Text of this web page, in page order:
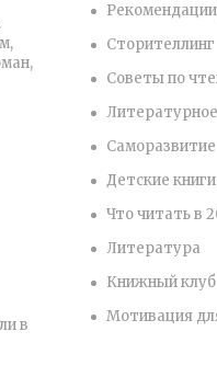
в
Сторителлинг
Советы по
Саморазвитие
Детские книги
Что читать в
Литература
Книжный клуб
Мотивация